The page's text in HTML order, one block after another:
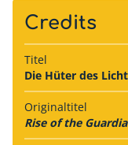
Credits
Titel
Die Hüter des
Originaltitel
Rise of the